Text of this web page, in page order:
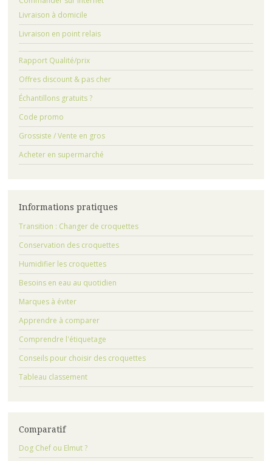
Livraison à domicile
Livraison en point relais
Rapport Qualité/prix
Offres discount & pas cher
Échantillons gratuits ?
Code promo
Grossiste / Vente en gros
Acheter en supermarché
Informations pratiques
Transition : Changer de croquettes
Conservation des croquettes
Humidifier les croquettes
Besoins en eau au quotidien
Marques à éviter
Apprendre à comparer
Comprendre l'étiquetage
Conseils pour choisir des croquettes
Tableau classement
Comparatif
Dog Chef ou Elmut ?